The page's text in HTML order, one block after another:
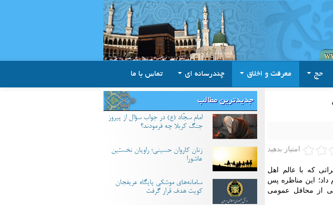
حج معرفت و اخلاق چندرسانه ای تماس با ما
امتیاز بدهید
که با عالم اهل
داد؛ این مناظره پس
از محافل عمومی
جدیدترین مطالب
امام سجّاد (ع) در جواب سؤال از پیروز
جنگ کربلا چه فرمودند؟
زنان کاروان حسینی؛ راویان نخستین
عاشورا
سامانه‌های موشکی پایگاه عریفجان
کویت هدف قرار گرفت